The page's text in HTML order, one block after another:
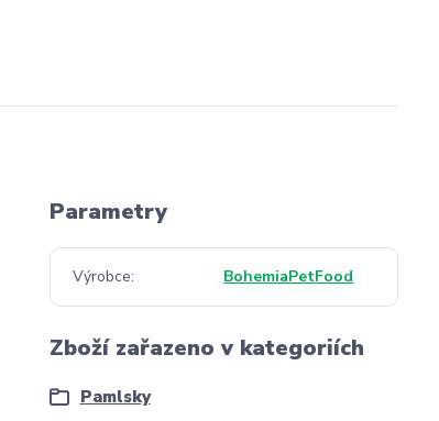
Parametry
Výrobce BohemiaPetFood
Zboží zařazeno v kategoriích
Pamlsky